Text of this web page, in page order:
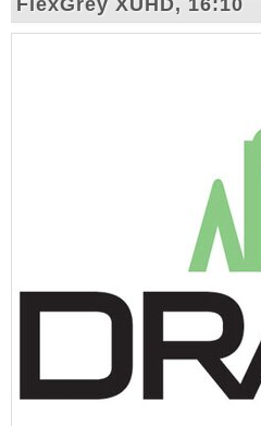
FlexGrey XUHD, 16:10